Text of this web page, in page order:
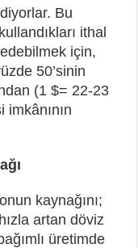
Bu
ithal
için,
50’sinin
(1 $= 22-23
kaynağını;
artan döviz
üretimde